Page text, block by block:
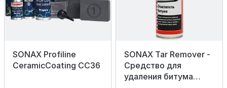
SONAX Profiline
CeramicCoating CC36
SONAX Tar Remover -
Средство для
удаления битума